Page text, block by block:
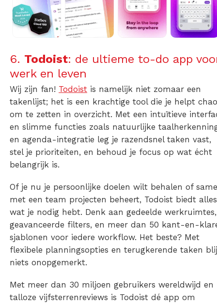
6. Todoist: de ultieme to-do app
werk en leven
Wij zijn fan! Todoist is namelijk niet zomaar een
takenlijst; het is een krachtige tool die je helpt
om te zetten in overzicht. Met een intuïtieve
en slimme functies zoals natuurlijke
en agenda-integratie leg je razendsnel taken vast,
stel je prioriteiten, en behoud je focus op wat écht
belangrijk is.
Of je nu je persoonlijke doelen wilt behalen of
met een team projecten beheert, Todoist biedt alles
wat je nodig hebt. Denk aan gedeelde werkruimtes,
geavanceerde filters, en meer dan 50 kant-en-
sjablonen voor iedere workflow. Het beste? Met
flexibele planningsopties en terugkerende taken
niets onopgemerkt.
Met meer dan 30 miljoen gebruikers wereldwijd en
talloze vijfsterrenreviews is Todoist dé app om